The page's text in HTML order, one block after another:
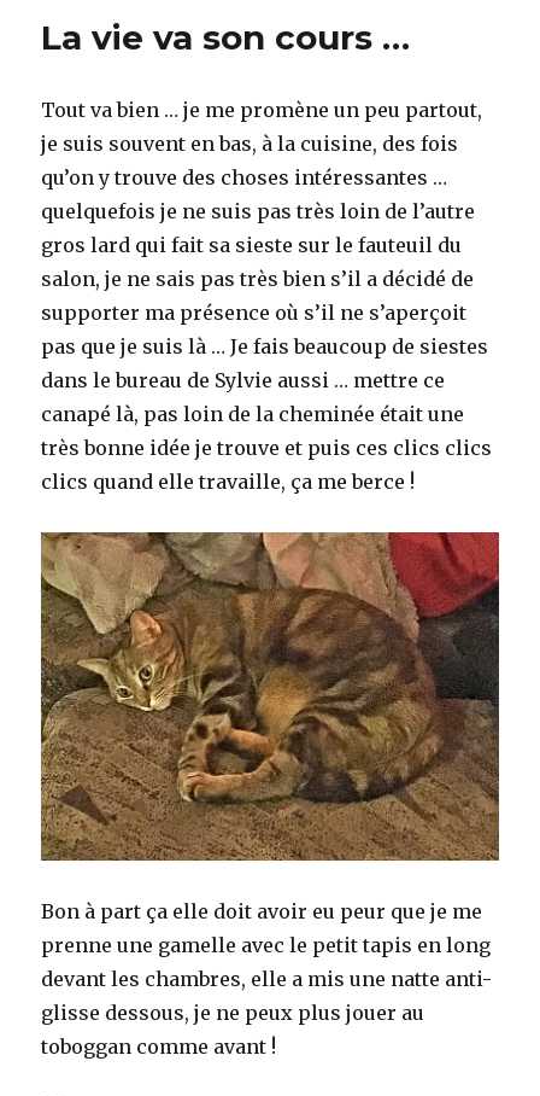
La vie va son cours …
Tout va bien … je me promène un peu partout,
je suis souvent en bas, à la cuisine, des fois
qu’on y trouve des choses intéressantes …
quelquefois je ne suis pas très loin de l’autre
gros lard qui fait sa sieste sur le fauteuil du
salon, je ne sais pas très bien s’il a décidé de
supporter ma présence où s’il ne s’aperçoit
pas que je suis là … Je fais beaucoup de siestes
dans le bureau de Sylvie aussi … mettre ce
canapé là, pas loin de la cheminée était une
très bonne idée je trouve et puis ces clics clics
clics quand elle travaille, ça me berce !
Bon à part ça elle doit avoir eu peur que je me
prenne une gamelle avec le petit tapis en long
devant les chambres, elle a mis une natte anti-
glisse dessous, je ne peux plus jouer au
toboggan comme avant !